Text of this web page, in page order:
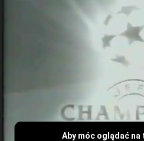
Aby móc oglądać na